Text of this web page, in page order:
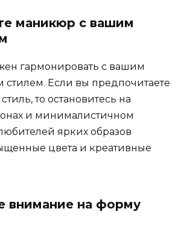
маникюр с вашим
гармонировать с вашим
Если вы предпочитаете
то остановитесь на
и минималистичном
ярких образов
цвета и креативные
внимание на форму